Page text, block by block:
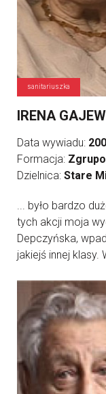
sanitariuszka
IRENA
Data wywiadu:
Formacja:
Dzielnica: Stare
... było bardzo
tych akcji moja
Depczyńska,
jakiejś innej klasy.